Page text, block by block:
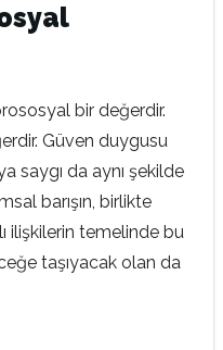
bir değerdir.
Güven duygusu
saygı da aynı şekilde
barışın, birlikte
ilişkilerin temelinde bu
taşıyacak olan da